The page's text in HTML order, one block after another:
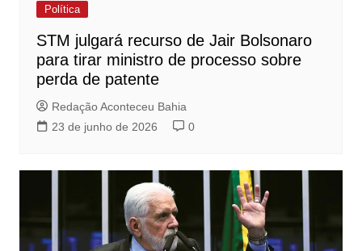
Política
STM julgará recurso de Jair Bolsonaro
para tirar ministro de processo sobre
perda de patente
Redação Aconteceu Bahia
23 de junho de 2026
0